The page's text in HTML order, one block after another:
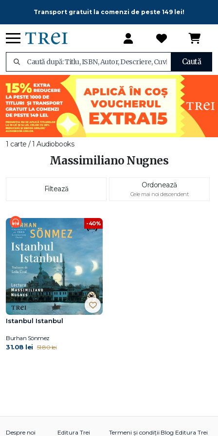
Transport gratuit la comenzi de peste 149 lei!
Caută
1 carte / 1 Audiobooks
Massimiliano Nugnes
Filtează Ordonează
Cele mai noi descendent
-40%
Istanbul Istanbul
Burhan Sönmez
31.08 lei 51.80 lei
Despre noi Editura Trei Termeni și condiții Blog Editura Trei